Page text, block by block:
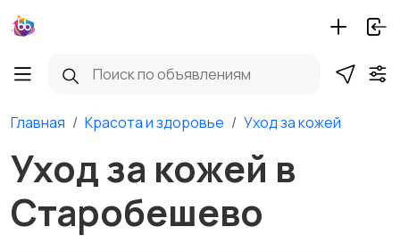
Главная Красота и здоровье Уход за кожей
Уход за кожей в
Старобешево